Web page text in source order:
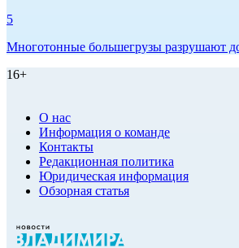
5
Многотонные большегрузы разрушают
16+
О нас
Информация о команде
Контакты
Редакционная политика
Юридическая информация
Обзорная статья